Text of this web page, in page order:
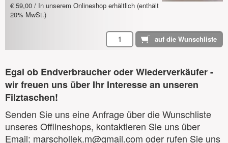
€ 59,00 / In unserem Onlineshop erhältlich (enthält
20% MwSt.)
Egal ob Endverbraucher oder Wiederverkäufer -
wir freuen uns über Ihr Interesse an unseren
Filztaschen!
Senden Sie uns eine Anfrage über die Wunschliste
unseres Offlineshops, kontaktieren Sie uns über
Email: marschollek.m@gmail.com oder rufen Sie uns